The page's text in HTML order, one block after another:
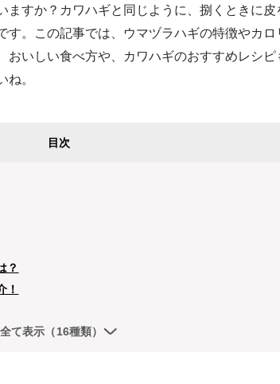
ますか？カワハギと同じように、捌くときに皮
す。この記事では、ウマヅラハギの特徴やカロ
おいしい食べ方や、カワハギのおすすめレシピ
。
目次
？
！
全て表示（16種類）